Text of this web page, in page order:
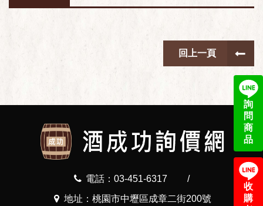
詢
問
商
品
收
購
回上一頁
電話：03-451-6317
/
地址：桃園市中壢區成章二街200號